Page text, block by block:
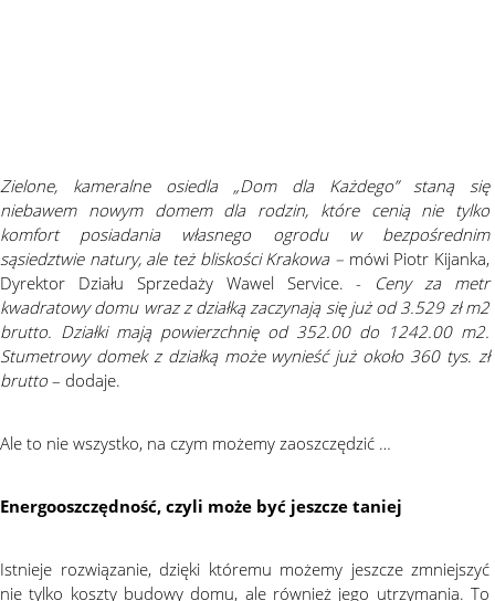
Zielone, kameralne osiedla „Dom dla Każdego” staną się
niebawem nowym domem dla rodzin, które cenią nie tylko
komfort posiadania własnego ogrodu w bezpośrednim
sąsiedztwie natury, ale też bliskości Krakowa – mówi Piotr Kijanka,
Dyrektor Działu Sprzedaży Wawel Service. - Ceny za metr
kwadratowy domu wraz z działką zaczynają się już od 3.529 zł m2
brutto. Działki mają powierzchnię od 352.00 do 1242.00 m2.
Stumetrowy domek z działką może wynieść już około 360 tys. zł
brutto– dodaje.
Ale to nie wszystko, na czym możemy zaoszczędzić …
Energooszczędność, czyli może być jeszcze taniej
Istnieje rozwiązanie, dzięki któremu możemy jeszcze zmniejszyć
nie tylko koszty budowy domu, ale również jego utrzymania. To